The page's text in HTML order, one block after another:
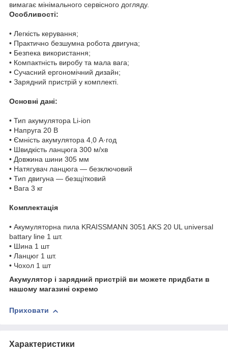
вимагає мінімального сервісного догляду.
Особливості:
• Легкість керування;
• Практично безшумна робота двигуна;
• Безпека використання;
• Компактність виробу та мала вага;
• Сучасний ергономічний дизайн;
• Зарядний пристрій у комплекті.
Основні дані:
• Тип акумулятора Li-ion
• Напруга 20 В
• Ємність акумулятора 4,0 А·год
• Швидкість ланцюга 300 м/хв
• Довжина шини 305 мм
• Натягувач ланцюга — безключовий
• Тип двигуна — безщітковий
• Вага 3 кг
Комплектація
• Акумуляторна пила KRAISSMANN 3051 AKS 20 UL universal
battary line 1 шт.
• Шина 1 шт
• Ланцюг 1 шт.
• Чохол 1 шт
Акумулятор і зарядний пристрій ви можете придбати в
нашому магазині окремо
Приховати
Характеристики